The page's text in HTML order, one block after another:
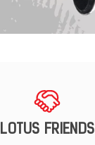
LOTUS FRIENDS